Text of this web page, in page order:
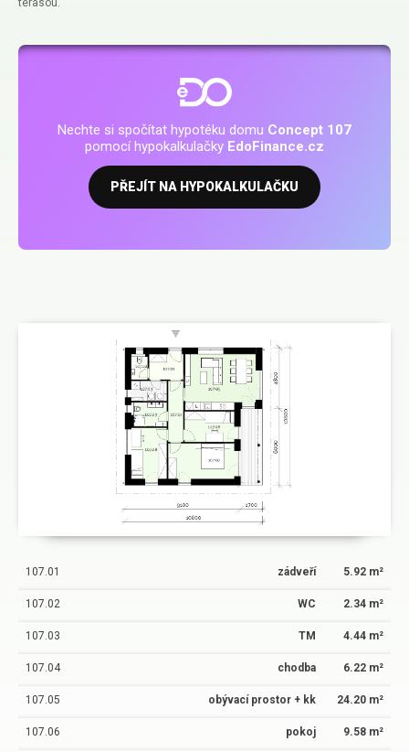
Nechte si spočítat hypotéku domu Concept 107
pomocí hypokalkulačky EdoFinance.cz
PŘEJÍT NA HYPOKALKULAČKU
107.01 zádveří 5.92 m²
107.02 WC 2.34 m²
107.03 TM 4.44 m²
107.04 chodba 6.22 m²
107.05 obývací prostor + kk 24.20 m²
107.06 pokoj 9.58 m²